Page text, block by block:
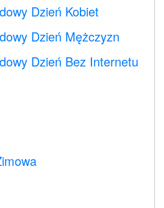
Dzień Kobiet
Dzień Mężczyzn
Dzień Bez Internetu